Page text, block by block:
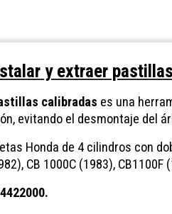
y extraer
calibradas es una
evitando el desmontaje del
Honda de 4 cilindros con
CB 1000C (1983), CB1100F